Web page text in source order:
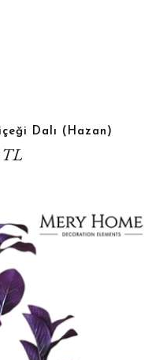
Dalı (Hazan)